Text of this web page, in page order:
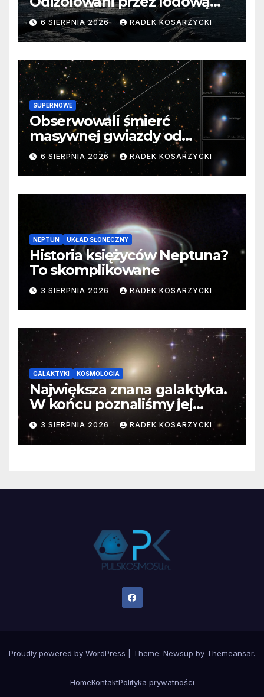
barierę
6 SIERPNIA 2026 RADEK KOSARZYCKI
SUPERNOWE
Obserwowali śmierć
masywnej gwiazdy od
samego początku. Niezwykle
cenne dane
6 SIERPNIA 2026 RADEK KOSARZYCKI
NEPTUN UKŁAD SŁONECZNY
Historia księżyców Neptuna?
To skomplikowane
3 SIERPNIA 2026 RADEK KOSARZYCKI
GALAKTYKI KOSMOLOGIA
Największa znana galaktyka.
W końcu poznaliśmy jej
faktyczne wymiary
3 SIERPNIA 2026 RADEK KOSARZYCKI
Proudly powered by WordPress Theme: Newsup by Themeansar.
HomeKontaktPolityka prywatności